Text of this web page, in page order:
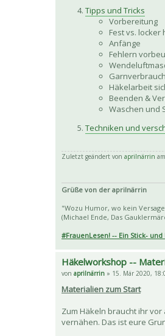
Tipps und Tricks
Vorbereitung
Fest vs. locker
Anfänge
Fehlern
Häkelarbeit
Beenden &
Waschen und
Techniken und
Zuletzt geändert von aprilnärrin
Grüße von der aprilnärrin
"Wozu Humor, wo kein
(Michael Ende, Das
#FrauenLesen! -- Ein Stick- und
Häkelworkshop --
von aprilnärrin » 15. Mär 2020,
Materialien zum Start
Zum Häkeln braucht ihr
vernähen. Das ist eure